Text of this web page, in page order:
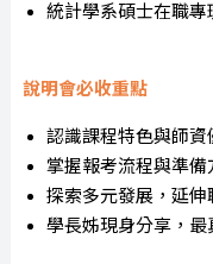
統計學系碩士在職專
說明會必收重點
認識課程特色與師資
掌握報考流程與準備
探索多元發展，延伸
學長姊現身分享，